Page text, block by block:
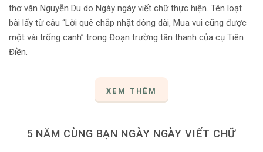
thơ văn Nguyễn Du do Ngày ngày viết chữ thực hiện. Tên loạt
bài lấy từ câu “Lời quê chắp nhặt dông dài, Mua vui cũng được
một vài trống canh” trong Đoạn trường tân thanh của cụ Tiên
Điền.
XEM THÊM
5 NĂM CÙNG BẠN NGÀY NGÀY VIẾT CHỮ